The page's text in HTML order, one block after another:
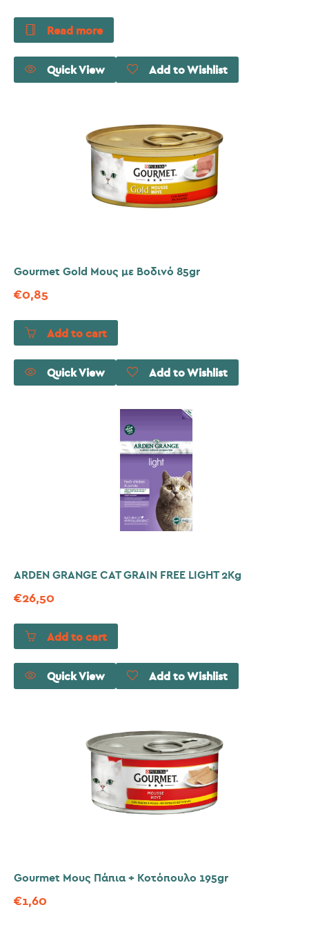
Read more
Quick View Add to Wishlist
Gourmet Gold Μους με Βοδινό 85gr
€0,85
Add to cart
Quick View Add to Wishlist
ARDEN GRANGE CAT GRAIN FREE LIGHT 2Kg
€26,50
Add to cart
Quick View Add to Wishlist
Gourmet Μους Πάπια + Κοτόπουλο 195gr
€1,60